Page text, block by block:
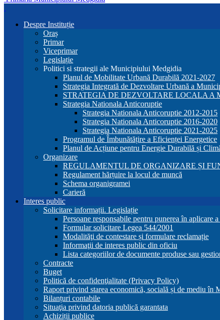
Despre Instituție
Oraș
Primar
Viceprimar
Legislație
Politici si strategii ale Municipiului Medgidia
Planul de Mobilitate Urbană Durabilă 2021-2027
Strategia Integrată de Dezvoltare Urbană a
STRATEGIA DE DEZVOLTARE LOCALA A
Strategia Nationala Anticoruptie
Strategia Nationala Anticoruptie 2012-2015
Strategia Nationala Anticoruptie 2016-2020
Strategia Nationala Anticoruptie 2021-2025
Programul de Îmbunătățire a Eficienței Energetice
Planul de Acțiune pentru Energie Durabilă și
Organizare
REGULAMENTUL DE ORGANIZARE ȘI
Regulament hărțuire la locul de muncă
Schema organigramei
Carieră
Interes public
Solicitare informații. Legislație
Persoane responsabile pentru punerea în aplicare
Formular solicitare Legea 544/2001
Modalităţi de contestare și formulare reclamație
Informaţii de interes public din oficiu
Lista categoriilor de documente produse sau
Contracte
Buget
Politică de confidenţialitate (Privacy Policy)
Raport privind starea economică, socială și de mediu în
Bilanțuri contabile
Situaţia privind datoria publică garantata
Achiziții publice